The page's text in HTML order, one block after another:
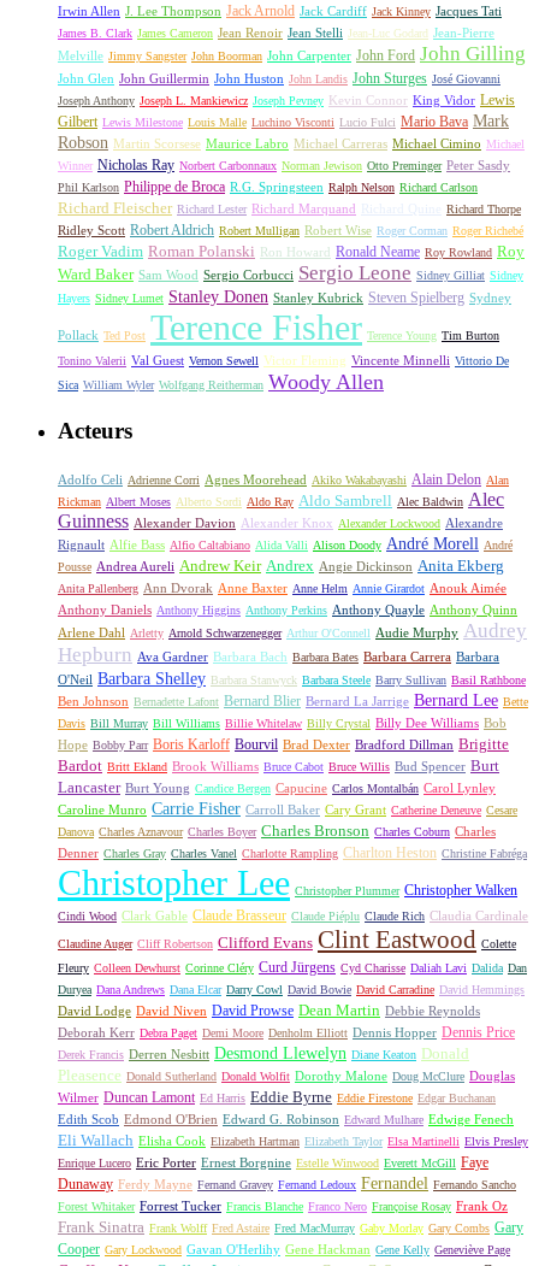
Irwin Allen J. Lee Thompson Jack Arnold Jack Cardiff Jack Kinney Jacques Tati
James B. Clark James Cameron Jean Renoir Jean Stelli Jean-Luc Godard Jean-Pierre
Melville Jimmy Sangster John Boorman John Carpenter John Ford John Gilling
John Glen John Guillermin John Huston John Landis John Sturges José Giovanni
Joseph Anthony Joseph L. Mankiewicz Joseph Pevney Kevin Connor King Vidor Lewis
Gilbert Lewis Milestone Louis Malle Luchino Visconti Lucio Fulci Mario Bava Mark
Robson Martin Scorsese Maurice Labro Michael Carreras Michael Cimino Michael
Winner Nicholas Ray Norbert Carbonnaux Norman Jewison Otto Preminger Peter Sasdy
Phil Karlson Philippe de Broca R.G. Springsteen Ralph Nelson Richard Carlson
Richard Fleischer Richard Lester Richard Marquand Richard Quine Richard Thorpe
Ridley Scott Robert Aldrich Robert Mulligan Robert Wise Roger Corman Roger Richebé
Roger Vadim Roman Polanski Ron Howard Ronald Neame Roy Rowland Roy
Ward Baker Sam Wood Sergio Corbucci Sergio Leone Sidney Gilliat Sidney
Hayers Sidney Lumet Stanley Donen Stanley Kubrick Steven Spielberg Sydney
Pollack Ted Post Terence Fisher Terence Young Tim Burton
Tonino Valerii Val Guest Vernon Sewell Victor Fleming Vincente Minnelli Vittorio De
Sica William Wyler Wolfgang Reitherman Woody Allen
Acteurs
Adolfo Celi Adrienne Corri Agnes Moorehead Akiko Wakabayashi Alain Delon Alan
Rickman Albert Moses Alberto Sordi Aldo Ray Aldo Sambrell Alec Baldwin Alec
Guinness Alexander Davion Alexander Knox Alexander Lockwood Alexandre
Rignault Alfie Bass Alfio Caltabiano Alida Valli Alison Doody André Morell André
Pousse Andrea Aureli Andrew Keir Andrex Angie Dickinson Anita Ekberg
Anita Pallenberg Ann Dvorak Anne Baxter Anne Helm Annie Girardot Anouk Aimée
Anthony Daniels Anthony Higgins Anthony Perkins Anthony Quayle Anthony Quinn
Arlene Dahl Arletty Arnold Schwarzenegger Arthur O'Connell Audie Murphy Audrey
Hepburn Ava Gardner Barbara Bach Barbara Bates Barbara Carrera Barbara
O'Neil Barbara Shelley Barbara Stanwyck Barbara Steele Barry Sullivan Basil Rathbone
Ben Johnson Bernadette Lafont Bernard Blier Bernard La Jarrige Bernard Lee Bette
Davis Bill Murray Bill Williams Billie Whitelaw Billy Crystal Billy Dee Williams Bob
Hope Bobby Parr Boris Karloff Bourvil Brad Dexter Bradford Dillman Brigitte
Bardot Britt Ekland Brook Williams Bruce Cabot Bruce Willis Bud Spencer Burt
Lancaster Burt Young Candice Bergen Capucine Carlos Montalbán Carol Lynley
Caroline Munro Carrie Fisher Carroll Baker Cary Grant Catherine Deneuve Cesare
Danova Charles Aznavour Charles Boyer Charles Bronson Charles Coburn Charles
Denner Charles Gray Charles Vanel Charlotte Rampling Charlton Heston Christine Fabréga
Christopher Lee Christopher Plummer Christopher Walken
Cindi Wood Clark Gable Claude Brasseur Claude Piéplu Claude Rich Claudia Cardinale
Claudine Auger Cliff Robertson Clifford Evans Clint Eastwood Colette
Fleury Colleen Dewhurst Corinne Cléry Curd Jürgens Cyd Charisse Daliah Lavi Dalida Dan
Duryea Dana Andrews Dana Elcar Darry Cowl David Bowie David Carradine David Hemmings
David Lodge David Niven David Prowse Dean Martin Debbie Reynolds
Deborah Kerr Debra Paget Demi Moore Denholm Elliott Dennis Hopper Dennis Price
Derek Francis Derren Nesbitt Desmond Llewelyn Diane Keaton Donald
Pleasence Donald Sutherland Donald Wolfit Dorothy Malone Doug McClure Douglas
Wilmer Duncan Lamont Ed Harris Eddie Byrne Eddie Firestone Edgar Buchanan
Edith Scob Edmond O'Brien Edward G. Robinson Edward Mulhare Edwige Fenech
Eli Wallach Elisha Cook Elizabeth Hartman Elizabeth Taylor Elsa Martinelli Elvis Presley
Enrique Lucero Eric Porter Ernest Borgnine Estelle Winwood Everett McGill Faye
Dunaway Ferdy Mayne Fernand Gravey Fernand Ledoux Fernandel Fernando Sancho
Forest Whitaker Forrest Tucker Francis Blanche Franco Nero Françoise Rosay Frank Oz
Frank Sinatra Frank Wolff Fred Astaire Fred MacMurray Gaby Morlay Gary Combs Gary
Cooper Gary Lockwood Gavan O'Herlihy Gene Hackman Gene Kelly Geneviève Page